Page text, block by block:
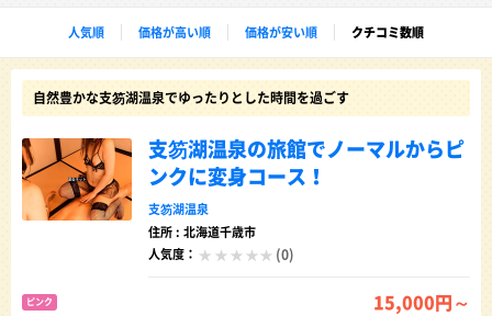
人気順 価格が高い順 価格が安い順 クチコミ数順
自然豊かな支笏湖温泉でゆったりとした時間を過ごす
支笏湖温泉の旅館でノーマルからピ
ンクに変身コース！
支笏湖温泉
住所 : 北海道千歳市
人気度：
(0)
ピンク 15,000円～